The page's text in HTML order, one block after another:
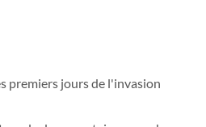
premiers jours de l'invasion